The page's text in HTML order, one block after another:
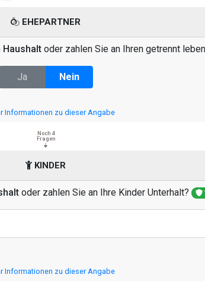
EHEPARTNER
Haushaltoder zahlen Sie an Ihren getrennt
Ja Nein
Informationen zu dieser Angabe
Noch 4
Fragen
KINDER
oder zahlen Sie an Ihre Kinder Unterhalt?
Informationen zu dieser Angabe